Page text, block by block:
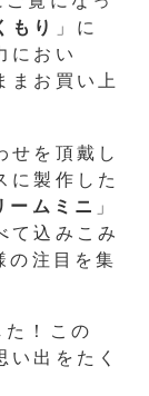
もり
」に
におい
まお買い上
せを頂戴し
に製作した
ームミニ 」
て込みこみ
の注目を集
！この
い出をたく